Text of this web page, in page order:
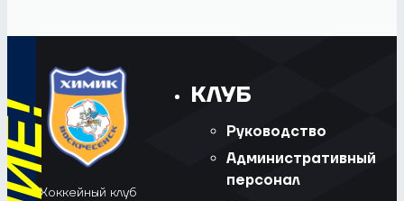
Хоккейный клуб
КЛУБ
Руководство
Административный
персонал